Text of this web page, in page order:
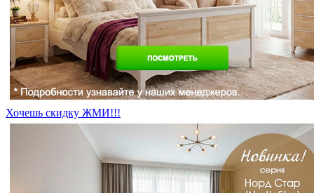
Хочешь скидку ЖМИ!!!